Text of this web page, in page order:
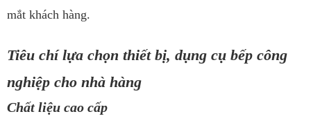
mắt khách hàng.
Tiêu chí lựa chọn thiết bị, dụng cụ bếp công
nghiệp cho nhà hàng
Chất liệu cao cấp